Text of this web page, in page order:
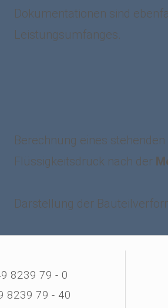
Dokumentationen sind
Leistungsumfanges.
Berechnung eines
Flüssigkeitsdruck nach der
Darstellung der
8239 79 - 0
8239 79 - 40